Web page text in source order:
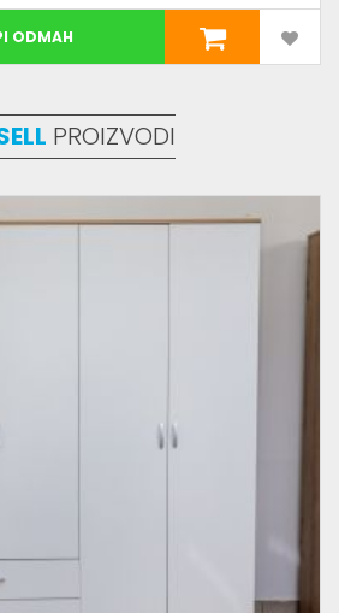
ODMAH
PROIZVODI